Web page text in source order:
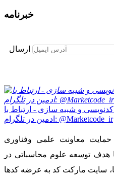
خبرنامه
ارسال
کدنویسی و شبیه سازی - ارتباط با
ادمین در تلگرام: @Marketcode_ir
حمایت معاونت علمی وفناوری
جمهوری در سال 1392 با هدف توسعه علوم محاسباتی در
سایت مارکت کد به عرضه کدها